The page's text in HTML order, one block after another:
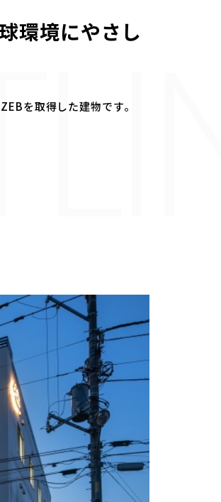
環境にやさし
を取得した建物です。